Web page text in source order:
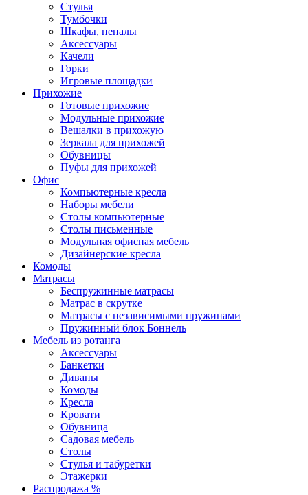
Стулья
Тумбочки
Шкафы, пеналы
Аксессуары
Качели
Горки
Игровые площадки
Прихожие
Готовые прихожие
Модульные прихожие
Вешалки в прихожую
Зеркала для прихожей
Обувницы
Пуфы для прихожей
Офис
Компьютерные кресла
Наборы мебели
Столы компьютерные
Столы письменные
Модульная офисная мебель
Дизайнерские кресла
Комоды
Матрасы
Беспружинные матрасы
Матрас в скрутке
Матрасы с независимыми пружинами
Пружинный блок Боннель
Мебель из ротанга
Аксессуары
Банкетки
Диваны
Комоды
Кресла
Кровати
Обувница
Садовая мебель
Столы
Стулья и табуретки
Этажерки
Распродажа %